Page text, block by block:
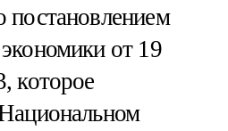
постановлением
от 19
которое